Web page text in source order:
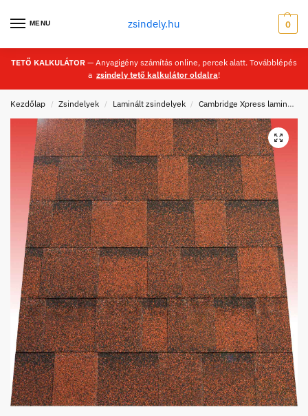
MENU zsindely.hu 0
TETŐ KALKULÁTOR — Anyagigény számítás online, percek alatt. Továbblépés
a zsindely tető kalkulátor oldalra!
Kezdőlap / Zsindelyek / Laminált zsindelyek / Cambridge Xpress laminált zsindelyek